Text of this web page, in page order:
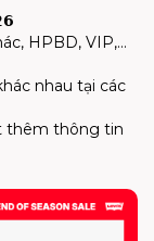
HPBD, VIP,…
nhau tại các
thêm thông tin